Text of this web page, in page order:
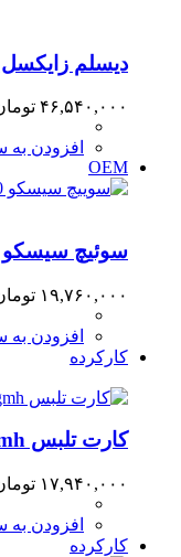
دیسلم زایکسل IES-1248-SW
۴۶,۵۴۰,۰۰۰
افزودن به
OEM
سوئیچ سیسکو WS-C3750G-12S-S
۱۹,۷۶۰,۰۰۰
افزودن به
کارکرده
کارت تلبس Tellabs gmh
۱۷,۹۴۰,۰۰۰
افزودن به
کارکرده